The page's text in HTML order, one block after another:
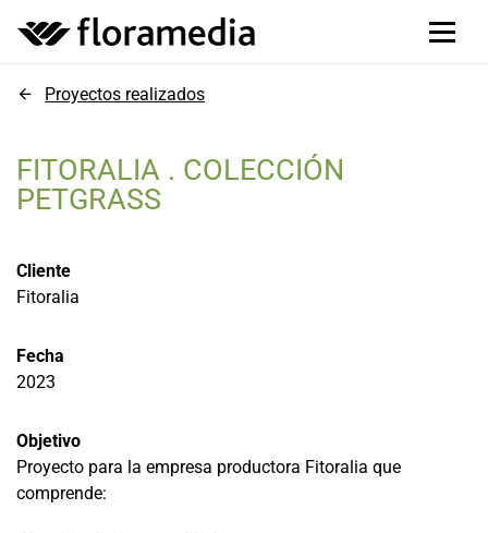
Proyectos realizados
FITORALIA . COLECCIÓN
PETGRASS
Cliente
Fitoralia
Fecha
2023
Objetivo
Proyecto para la empresa productora Fitoralia que
comprende: